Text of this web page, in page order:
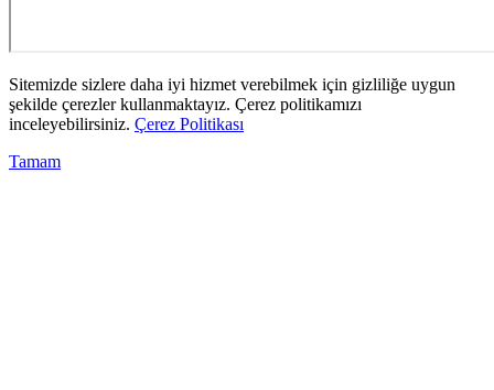
Sitemizde sizlere daha iyi hizmet verebilmek için gizliliğe uygun
şekilde çerezler kullanmaktayız. Çerez politikamızı
inceleyebilirsiniz. Çerez Politikası
Tamam